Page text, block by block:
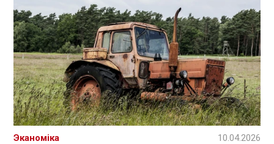
Эканоміка 10.04.2026